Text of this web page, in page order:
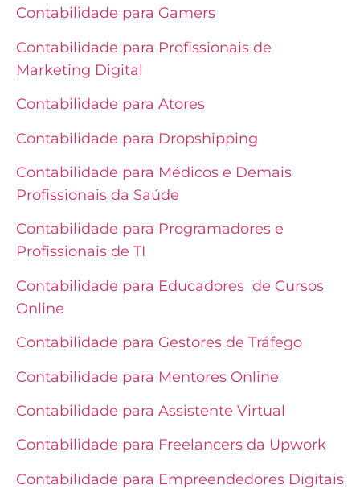
Contabilidade para Gamers
Contabilidade para Profissionais de
Marketing Digital
Contabilidade para Atores
Contabilidade para Dropshipping
Contabilidade para Médicos e Demais
Profissionais da Saúde
Contabilidade para Programadores e
Profissionais de TI
Contabilidade para Educadores de Cursos
Online
Contabilidade para Gestores de Tráfego
Contabilidade para Mentores Online
Contabilidade para Assistente Virtual
Contabilidade para Freelancers da Upwork
Contabilidade para Empreendedores Digitais